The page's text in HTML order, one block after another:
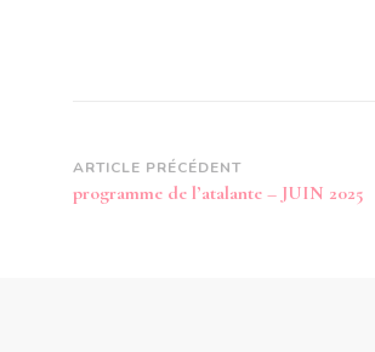
Navigation
d’article
ARTICLE PRÉCÉDENT
programme de l’atalante – JUIN 2025